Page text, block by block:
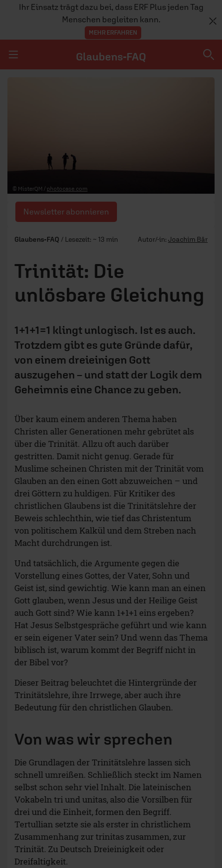
Ihr Einsatz trägt dazu bei, dass ERF Plus jeden Tag
Menschen begleiten kann.
MEHR ERFAHREN
Glaubens-FAQ
© MisterQM / photocase.com
Newsletter abonnieren
Glaubens-FAQ / Lesezeit: ~ 13 min Autor/-in: Joachim Bär
Trinität: Die
unlösbare Gleichung
1+1+1=1 klingt unlogisch. Ist es auch.
Trotzdem gibt es gute Gründe dafür,
von einem dreieinigen Gott
auszugehen – und statt der Logik dem
Geheimnis eine Chance zu geben.
Über kaum einem anderen Thema haben
Christen aller Generationen mehr gebrütet als
über die Trinität. Allzu oft auch darüber
gestritten. Damit nicht genug. Gerade für
Muslime scheinen Christen mit der Trinität vom
Glauben an den einen Gott abzuweichen – und
drei Göttern zu huldigen. Für Kritiker des
christlichen Glaubens ist die Trinitätslehre der
Beweis schlechthin, wie tief das Christentum
von politischem Kalkül und dem Streben nach
Macht durchdrungen ist.
Und tatsächlich, die Argumente gegen die
Vorstellung eines Gottes, der Vater, Sohn und
Geist ist, sind gewichtig. Wie kann man an einen
Gott glauben, wenn Jesus und der Heilige Geist
auch Gott sind? Wie kann 1+1+1 eins ergeben?
Hat Jesus Selbstgespräche geführt und wie kann
er sein eigener Vater sein? Und wenn das Thema
biblisch ist, warum kommt der Begriff nicht in
der Bibel vor?
Dieser Beitrag beleuchtet die Hintergründe der
Trinitätslehre, ihre Irrwege, aber auch ihre
Bedeutung für den christlichen Glauben.
Von was wir sprechen
Die Grundlagen der Trinitätslehre lassen sich
schnell umreißen. Schließlich steckt im Namen
selbst schon sehr viel Inhalt. Die lateinischen
Vokabeln tri und unitas, also die Vorsilben für
drei und die Einheit, formen den Begriff.
Tertullian setzte sie als erster in christlichem
Zusammenhang zur trinitas zusammen, zur
Trinität. Zu Deutsch Dreieinigkeit oder
Dreifaltigkeit.